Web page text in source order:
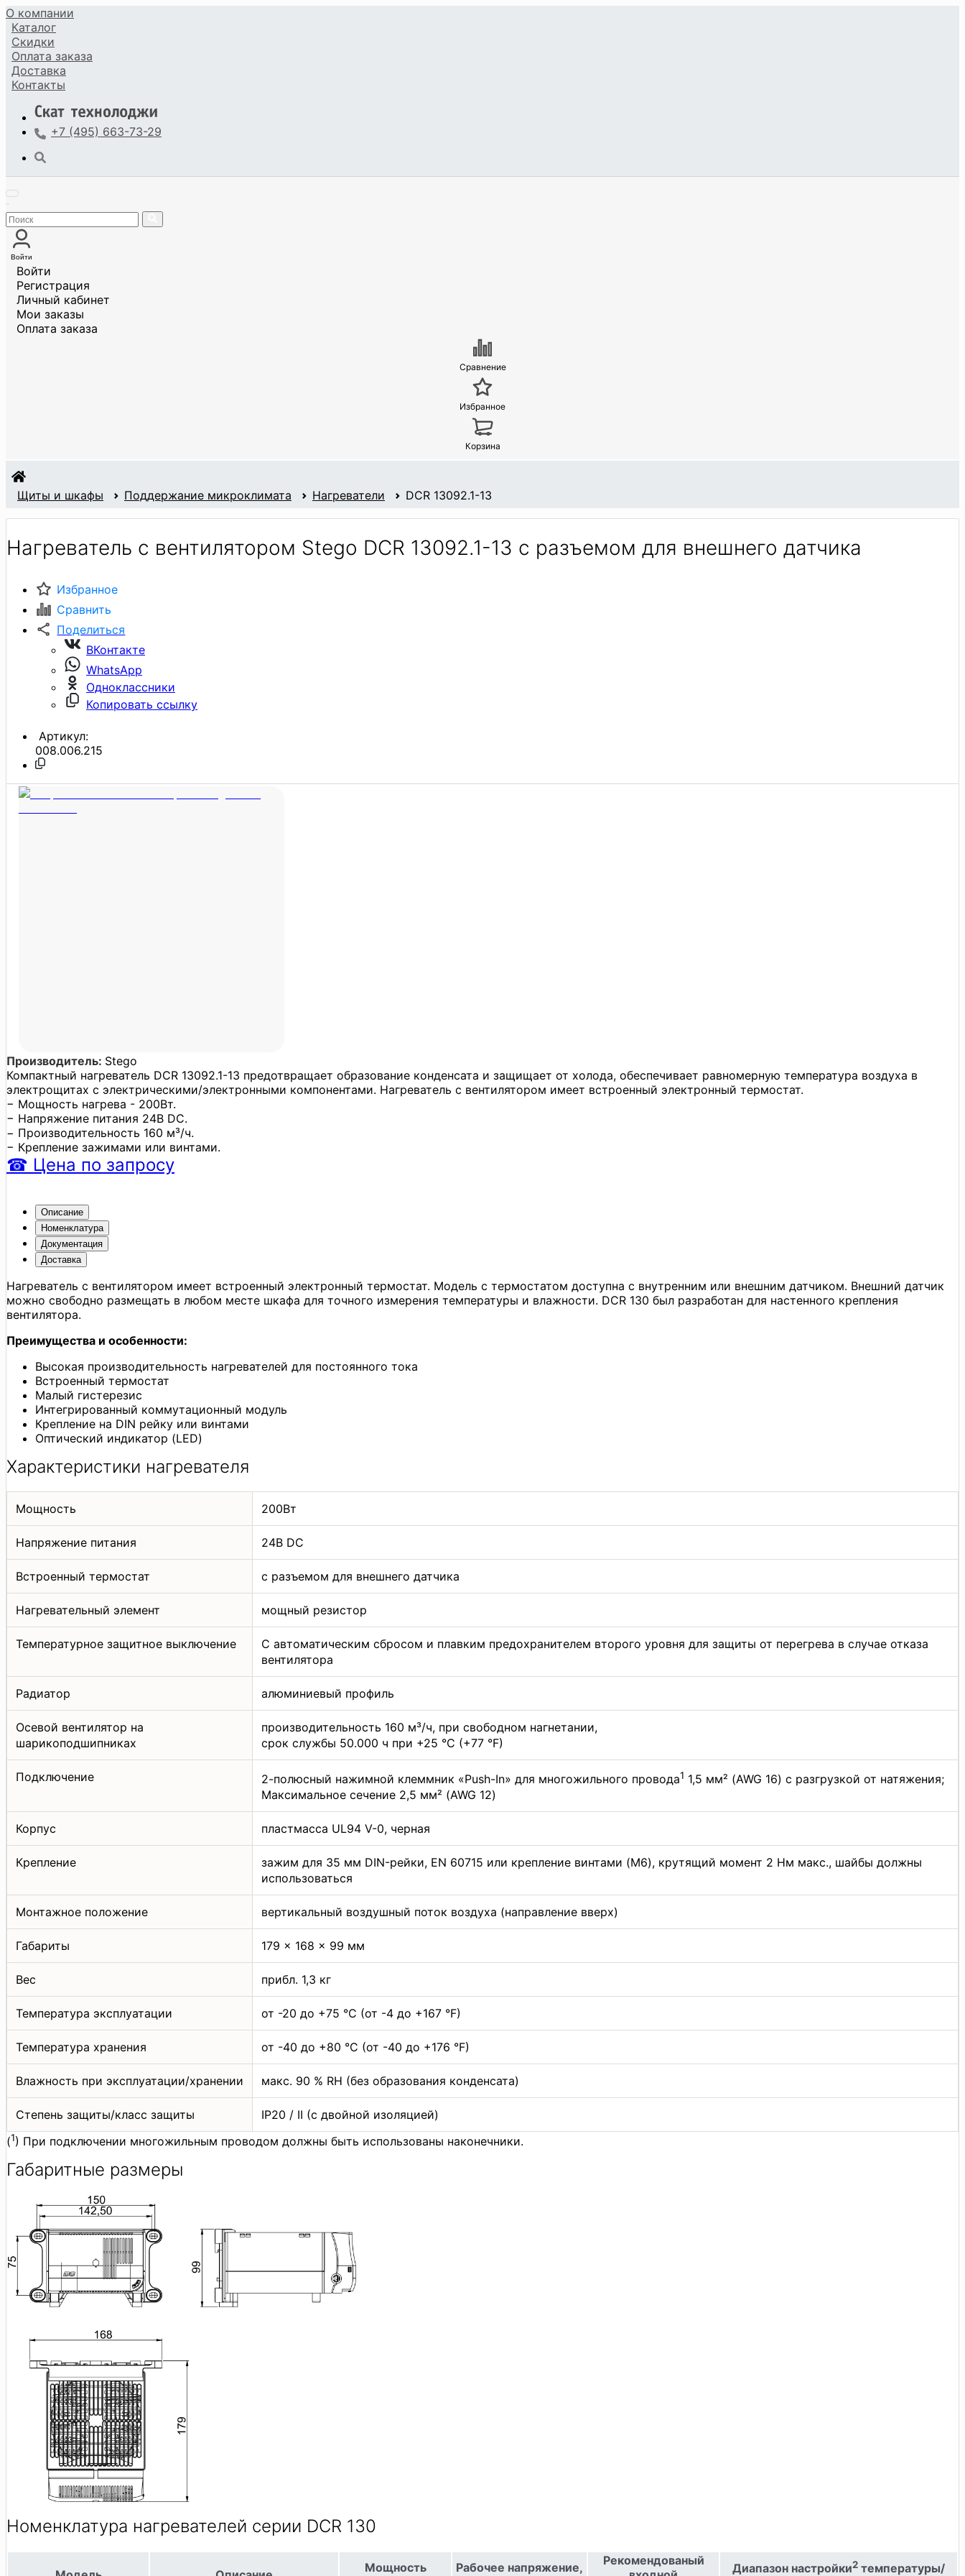
О компании
Каталог
Скидки
Оплата заказа
Доставка
Контакты
+7 (495) 663-73-29
Войти
Войти
Регистрация
Личный кабинет
Мои заказы
Оплата заказа
Сравнение
Избранное
Корзина
Щиты и шкафы Поддержание микроклимата Нагреватели DCR 13092.1-13
Нагреватель с вентилятором Stego DCR 13092.1-13 с разъемом для внешнего датчика
Избранное
Сравнить
Поделиться
ВКонтакте
WhatsApp
Одноклассники
Копировать ссылку
Артикул:
008.006.215
Производитель: Stego
Компактный нагреватель DСR 13092.1-13 предотвращает образование конденсата и защищает от холода, обеспечивает равномерную температура воздуха в
электрощитах с электрическими/электронными компонентами. Нагреватель с вентилятором имеет встроенный электронный термостат.
− Мощность нагрева - 200Вт.
− Напряжение питания 24В DC.
− Производительность 160 м³/ч.
− Крепление зажимами или винтами.
☎ Цена по запросу
Описание
Номенклатура
Документация
Доставка
Нагреватель с вентилятором имеет встроенный электронный термостат. Модель с термостатом доступна с внутренним или внешним датчиком. Внешний датчик
можно свободно размещать в любом месте шкафа для точного измерения температуры и влажности. DCR 130 был разработан для настенного крепления
вентилятора.
Преимущества и особенности:
Высокая производительность нагревателей для постоянного тока
Встроенный термостат
Малый гистерезис
Интегрированный коммутационный модуль
Крепление на DIN рейку или винтами
Оптический индикатор (LED)
Характеристики нагревателя
Мощность 200Вт
Напряжение питания 24В DC
Встроенный термостат c разъемом для внешнего датчика
Нагревательный элемент мощный резистор
Температурное защитное выключение
С автоматическим сбросом и плавким предохранителем второго уровня для защиты от перегрева в случае отказа
вентилятора
Радиатор алюминиевый профиль
Осевой вентилятор на
шарикоподшипниках
производительность 160 м³/ч, при свободном нагнетании,
срок службы 50.000 ч при +25 °C (+77 °F)
Подключение 2-полюсный нажимной клеммник «Push-In» для многожильного провода1 1,5 мм² (AWG 16) с разгрузкой от натяжения;
Максимальное сечение 2,5 мм² (AWG 12)
Корпус пластмасса UL94 V-0, черная
Крепление
зажим для 35 мм DIN-рейки, EN 60715 или крепление винтами (M6), крутящий момент 2 Нм макс., шайбы должны
использоваться
Монтажное положение вертикальный воздушный поток воздуха (направление вверх)
Габариты 179 x 168 x 99 мм
Вес прибл. 1,3 кг
Температура эксплуатации от -20 до +75 °C (от -4 до +167 °F)
Температура хранения от -40 до +80 °C (от -40 до +176 °F)
Влажность при эксплуатации/хранении макс. 90 % RH (без образования конденсата)
Степень защиты/класс защиты
IP20 / II (с двойной изоляцией)
(1) При подключении многожильным проводом должны быть использованы наконечники.
Габаритные размеры
Номенклатура нагревателей серии DCR 130
Мощность
Рабочее напряжение,
Рекомендованый
Диапазон настройки2 температуры/